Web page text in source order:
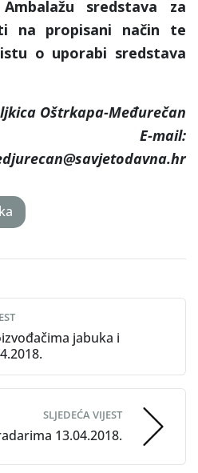
sredstava za
na propisani način te
o uporabi sredstava
Oštrkapa-Međurečan
E-mail:
jabuka i
SLJEDEĆA VIJEST
13.04.2018.